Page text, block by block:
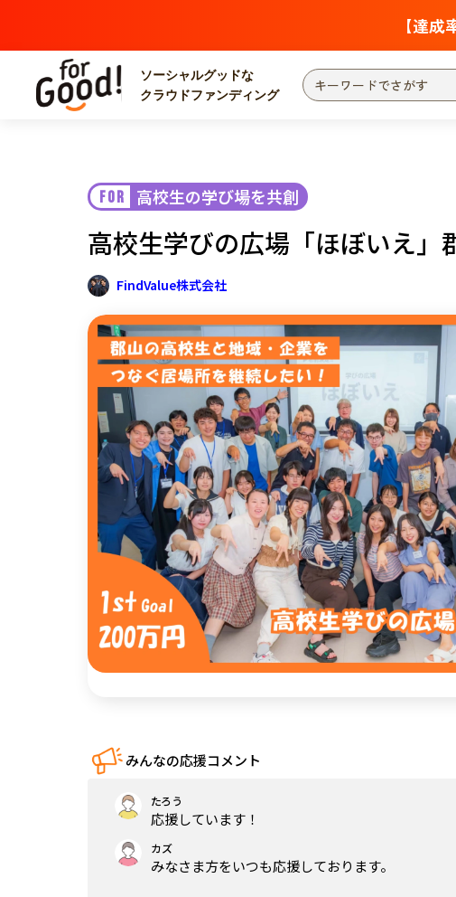
【達
ソーシャルグッドな
クラウドファンディング
カテゴリーからさがす 国際協力
災害
社会貢献
地域からさがす
関東 茨城
中部 新潟
近畿 三重
中国 鳥取
四国 徳島
九州・沖縄 福岡
FOR 高校生の学び場を共創
高校生学びの広場「ほぼいえ」
FindValue株式会社
みんなの応援コメント
たろう
応援しています！
カズ
みなさま方をいつも応援しております。